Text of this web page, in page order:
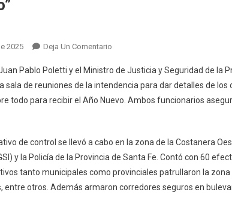
2025 Deja Un Comentario
“El
Trabajo
Conjunto
Arrojó
Un
Saldo
Muy
Pablo Poletti y el Ministro de Justicia y Seguridad de la
sala de reuniones de la intendencia para dar detalles de
todo para recibir el Año Nuevo. Ambos funcionarios
de control se llevó a cabo en la zona de la Costanera
y la Policía de la Provincia de Santa Fe. Contó con 60
tanto municipales como provinciales patrullaron la
entre otros. Además armaron corredores seguros en